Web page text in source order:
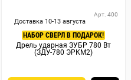
Доставка 10-13 августа
Арт. 400
НАБОР СВЕРЛ В ПОДАРОК!
Дрель ударная ЗУБР 780 Вт
(ЗДУ-780 ЭРКМ2)